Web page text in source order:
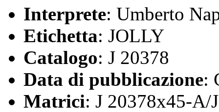
Interprete: Umberto
Etichetta: JOLLY
Catalogo: J 20378
Data di pubblicazione:
Matrici: J 20378x45-A/